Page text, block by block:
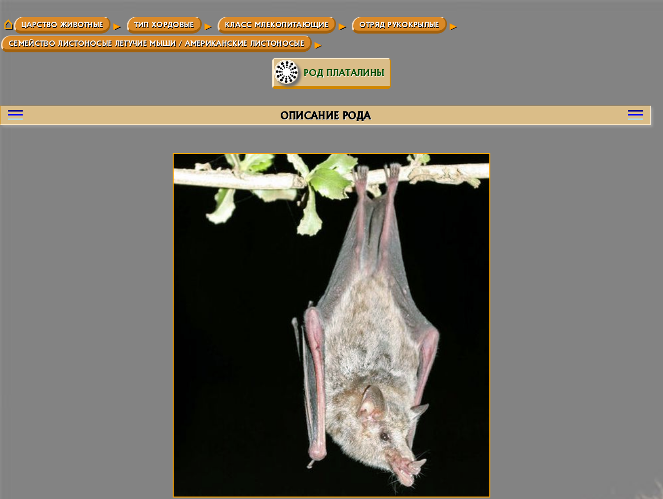
ЦАРСТВО ЖИВОТНЫЕ ТИП ХОРДОВЫЕ КЛАСС МЛЕКОПИТАЮЩИЕ ОТРЯД РУКОКРЫЛЫЕ
СЕМЕЙСТВО ЛИСТОНОСЫЕ ЛЕТУЧИЕ МЫШИ / АМЕРИКАНСКИЕ ЛИСТОНОСЫЕ
РОД ПЛАТАЛИНЫ
ОПИСАНИЕ РОДА